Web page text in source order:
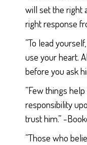
will set the right
right response
”To lead
use your heart.
before you ask
”Few things
responsibility
trust him.” -
”Those who